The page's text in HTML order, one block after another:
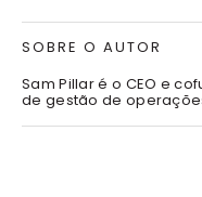
SOBRE O AUTOR
Sam Pillar é o CEO e
de gestão de